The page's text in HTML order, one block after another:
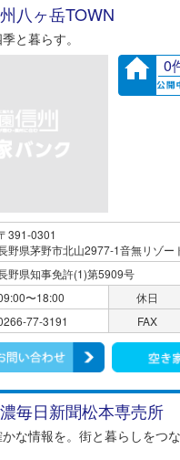
州八ヶ岳TOWN
と暮らす。
0
391-0301
野県茅野市北山2977-1音無リゾー
野県知事免許(1)第5909号
〜18:00
休日
77-3191 FAX
濃毎日新聞松本専売所
な情報を。街と暮らしをつ